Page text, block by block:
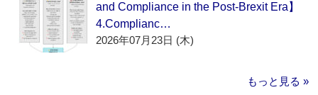
and Compliance in the Post-Brexit Era】
4.Complianc…
2026年07月23日 (木)
もっと見る »